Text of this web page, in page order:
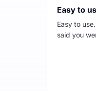
Easy to
Easy to
said you